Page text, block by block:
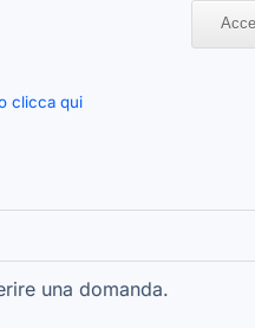
clicca qui
una domanda.